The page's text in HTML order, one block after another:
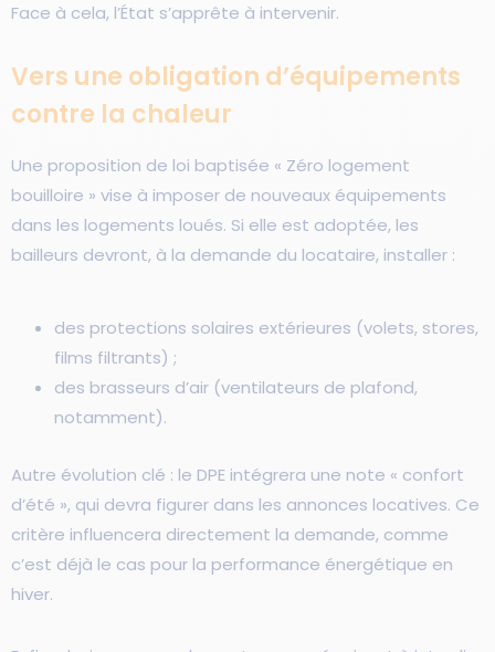
Face à cela, l’État s’apprête à intervenir.
Vers une obligation d’équipements
contre la chaleur
Une proposition de loi baptisée « Zéro logement
bouilloire » vise à imposer de nouveaux équipements
dans les logements loués. Si elle est adoptée, les
bailleurs devront, à la demande du locataire, installer :
des protections solaires extérieures (volets, stores,
films filtrants) ;
des brasseurs d’air (ventilateurs de plafond,
notamment).
Autre évolution clé : le DPE intégrera une note « confort
d’été », qui devra figurer dans les annonces locatives. Ce
critère influencera directement la demande, comme
c’est déjà le cas pour la performance énergétique en
hiver.